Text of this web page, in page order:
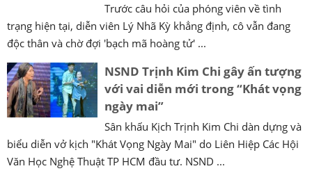
Trước câu hỏi của phóng viên về tình
trạng hiện tại, diễn viên Lý Nhã Kỳ khẳng định, cô vẫn đang
độc thân và chờ đợi 'bạch mã hoàng tử' ...
NSND Trịnh Kim Chi gây ấn tượng
với vai diễn mới trong “Khát vọng
ngày mai”
Sân khấu Kịch Trịnh Kim Chi dàn dựng và
biểu diễn vở kịch "Khát Vọng Ngày Mai" do Liên Hiệp Các Hội
Văn Học Nghệ Thuật TP HCM đầu tư. NSND ...